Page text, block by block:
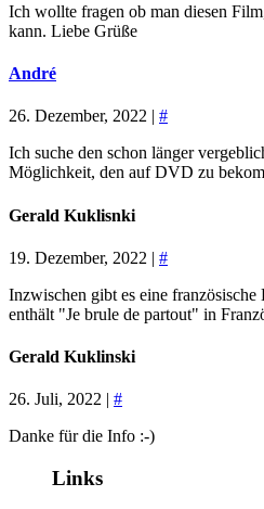
Ich wollte fragen ob man diesen
kann. Liebe Grüße
André
26. Dezember, 2022 | #
Ich suche den schon länger
Möglichkeit, den auf DVD zu
Gerald Kuklisnki
19. Dezember, 2022 | #
Inzwischen gibt es eine
enthält "Je brule de partout" in
Gerald Kuklinski
26. Juli, 2022 | #
Danke für die Info :-)
Links